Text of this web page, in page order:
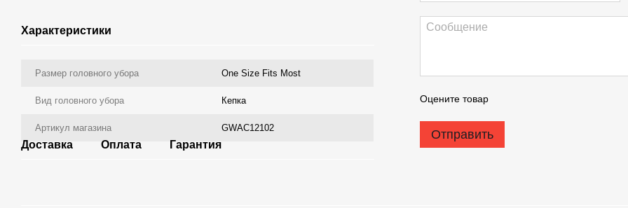
Характеристики
Размер головного убора One Size Fits Most
Вид головного убора Кепка
Артикул магазина GWAC12102
Доставка Оплата Гарантия
Оцените товар
Отправить